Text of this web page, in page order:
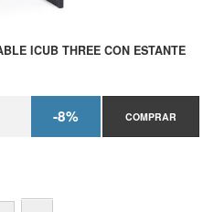
ICUB THREE CON ESTANTE
-8% COMPRAR